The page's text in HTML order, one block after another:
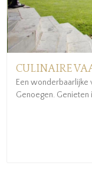
CULINAIRE
Een
Genoegen. Genieten